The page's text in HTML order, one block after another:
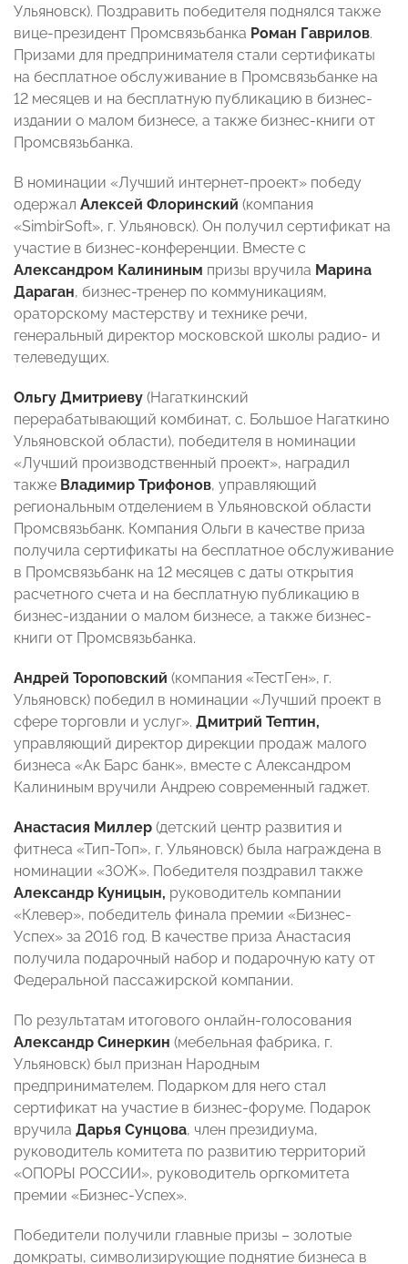
Ульяновск). Поздравить победителя поднялся также
вице-президент Промсвязьбанка Роман Гаврилов.
Призами для предпринимателя стали сертификаты
на бесплатное обслуживание в Промсвязьбанке на
12 месяцев и на бесплатную публикацию в бизнес-
издании о малом бизнесе, а также бизнес-книги от
Промсвязьбанка.
В номинации «Лучший интернет-проект» победу
одержал Алексей Флоринский (компания
«SimbirSoft», г. Ульяновск). Он получил сертификат на
участие в бизнес-конференции. Вместе с
Александром Калининым призы вручила Марина
Дараган, бизнес-тренер по коммуникациям,
ораторскому мастерству и технике речи,
генеральный директор московской школы радио- и
телеведущих.
Ольгу Дмитриеву (Нагаткинский
перерабатывающий комбинат, с. Большое Нагаткино
Ульяновской области), победителя в номинации
«Лучший производственный проект», наградил
также Владимир Трифонов, управляющий
региональным отделением в Ульяновской области
Промсвязьбанк. Компания Ольги в качестве приза
получила сертификаты на бесплатное обслуживание
в Промсвязьбанк на 12 месяцев с даты открытия
расчетного счета и на бесплатную публикацию в
бизнес-издании о малом бизнесе, а также бизнес-
книги от Промсвязьбанка.
Андрей Тороповский (компания «ТестГен», г.
Ульяновск) победил в номинации «Лучший проект в
сфере торговли и услуг». Дмитрий Тептин,
управляющий директор дирекции продаж малого
бизнеса «Ак Барс банк», вместе с Александром
Калининым вручили Андрею современный гаджет.
Анастасия Миллер (детский центр развития и
фитнеса «Тип-Топ», г. Ульяновск) была награждена в
номинации «ЗОЖ». Победителя поздравил также
Александр Куницын, руководитель компании
«Клевер», победитель финала премии «Бизнес-
Успех» за 2016 год. В качестве приза Анастасия
получила подарочный набор и подарочную кату от
Федеральной пассажирской компании.
По результатам итогового онлайн-голосования
Александр Синеркин (мебельная фабрика, г.
Ульяновск) был признан Народным
предпринимателем. Подарком для него стал
сертификат на участие в бизнес-форуме. Подарок
вручила Дарья Сунцова, член президиума,
руководитель комитета по развитию территорий
«ОПОРЫ РОССИИ», руководитель оргкомитета
премии «Бизнес-Успех».
Победители получили главные призы – золотые
домкраты, символизирующие поднятие бизнеса в